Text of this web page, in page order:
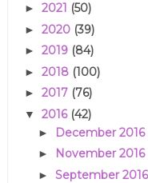
► 2021 (50)
► 2020 (39)
► 2019 (84)
► 2018 (100)
► 2017 (76)
▼ 2016 (42)
► December 2016
► November 2016
► September 2016